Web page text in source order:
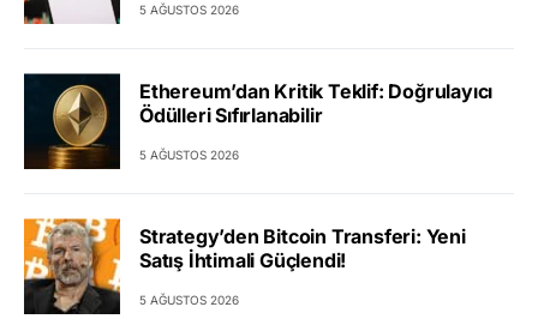
5 AĞUSTOS 2026
Ethereum’dan Kritik Teklif: Doğrulayıcı
Ödülleri Sıfırlanabilir
5 AĞUSTOS 2026
Strategy’den Bitcoin Transferi: Yeni
Satış İhtimali Güçlendi!
5 AĞUSTOS 2026